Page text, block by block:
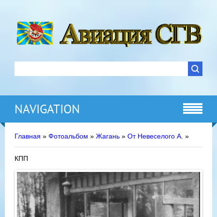
NAVIGATION
Главная » Фотоальбом » Жагань » От Невеселого А. »
КПП